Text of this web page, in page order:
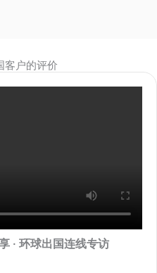
客户的评价
· 环球出国连线专访